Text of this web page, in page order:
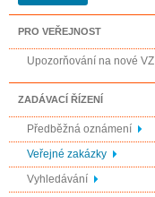
PRO VEŘEJNOST
Upozorňování na nové VZ
ZADÁVACÍ ŘÍZENÍ
Předběžná oznámení
Veřejné zakázky
Vyhledávání